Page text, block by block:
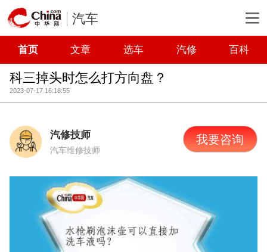
汽车
首页 文章 选车 汽修 百科
科三掉头时怎么打方向盘？
2023-07-17 16:18:55
汽修技师
汽车维修技师
我要咨询